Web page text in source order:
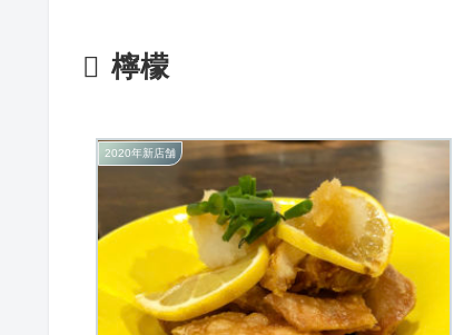
檸檬
2020年新店舗